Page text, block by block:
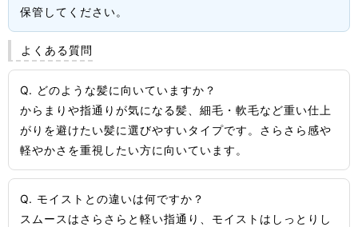
保管してください。
よくある質問
Q. どのような髪に向いていますか？
からまりや指通りが気になる髪、細毛・軟毛など重い仕上
がりを避けたい髪に選びやすいタイプです。さらさら感や
軽やかさを重視したい方に向いています。
Q. モイストとの違いは何ですか？
スムースはさらさらと軽い指通り、モイストはしっとりし